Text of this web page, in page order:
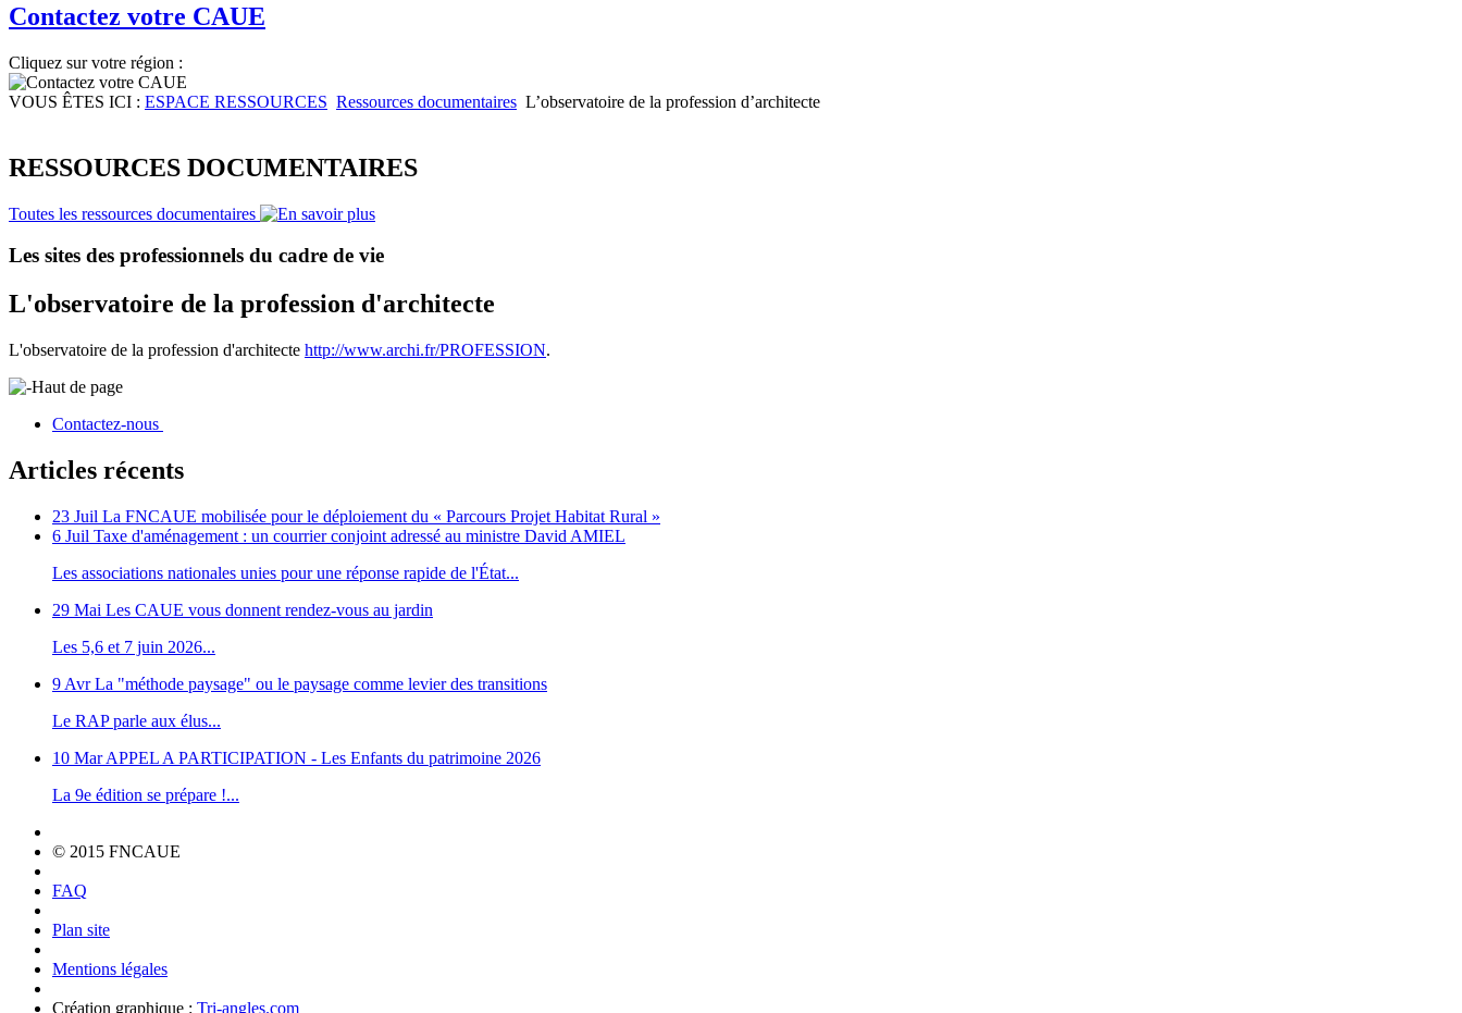
Contactez votre CAUE
Cliquez sur votre région :
VOUS ÊTES ICI : ESPACE RESSOURCES Ressources documentaires L’observatoire de la profession d’architecte
RESSOURCES DOCUMENTAIRES
Toutes les ressources documentaires
Les sites des professionnels du cadre de vie
L'observatoire de la profession d'architecte
L'observatoire de la profession d'architecte http://www.archi.fr/PROFESSION.
Haut de page
Contactez-nous
Articles récents
23 Juil La FNCAUE mobilisée pour le déploiement du « Parcours Projet Habitat Rural »
6 Juil Taxe d'aménagement : un courrier conjoint adressé au ministre David AMIEL
Les associations nationales unies pour une réponse rapide de l'État...
29 Mai Les CAUE vous donnent rendez-vous au jardin
Les 5,6 et 7 juin 2026...
9 Avr La "méthode paysage" ou le paysage comme levier des transitions
Le RAP parle aux élus...
10 Mar APPEL A PARTICIPATION - Les Enfants du patrimoine 2026
La 9e édition se prépare !...
© 2015 FNCAUE
FAQ
Plan site
Mentions légales
Création graphique : Tri-angles.com